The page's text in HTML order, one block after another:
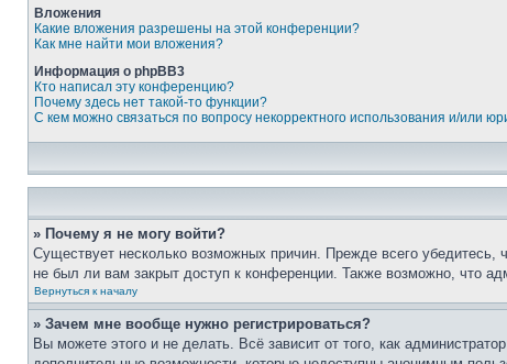
Вложения
Какие вложения разрешены на этой конференции?
Как мне найти мои вложения?
Информация о phpBB3
Кто написал эту конференцию?
Почему здесь нет такой-то функции?
С кем можно связаться по вопросу некорректного использования и/или
» Почему я не могу войти?
Существует несколько возможных причин. Прежде всего
не был ли вам закрыт доступ к конференции. Также возможно, что
Вернуться к началу
» Зачем мне вообще нужно регистрироваться?
Вы можете этого и не делать. Всё зависит от того, как